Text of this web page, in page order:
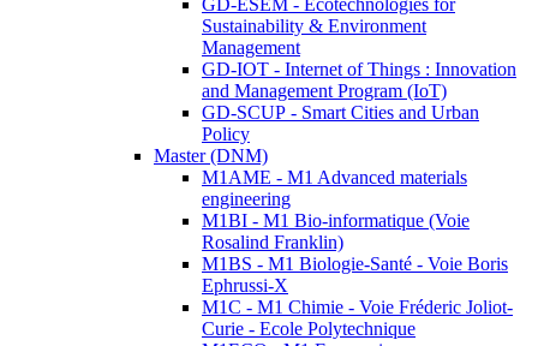
GD-ESEM - Ecotechnologies for
Sustainability & Environment
Management
GD-IOT - Internet of Things : Innovation
and Management Program (IoT)
GD-SCUP - Smart Cities and Urban
Policy
Master (DNM)
M1AME - M1 Advanced materials
engineering
M1BI - M1 Bio-informatique (Voie
Rosalind Franklin)
M1BS - M1 Biologie-Santé - Voie Boris
Ephrussi-X
M1C - M1 Chimie - Voie Fréderic Joliot-
Curie - Ecole Polytechnique